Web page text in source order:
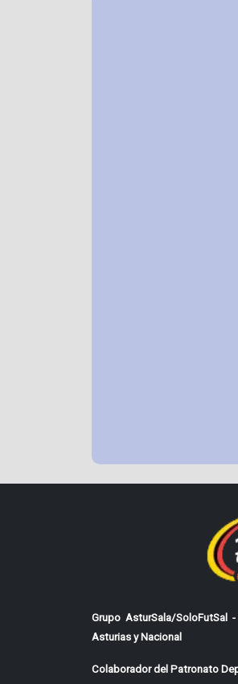
Grupo AsturSala/
Asturias y Nacional
Colaborador del Patronato